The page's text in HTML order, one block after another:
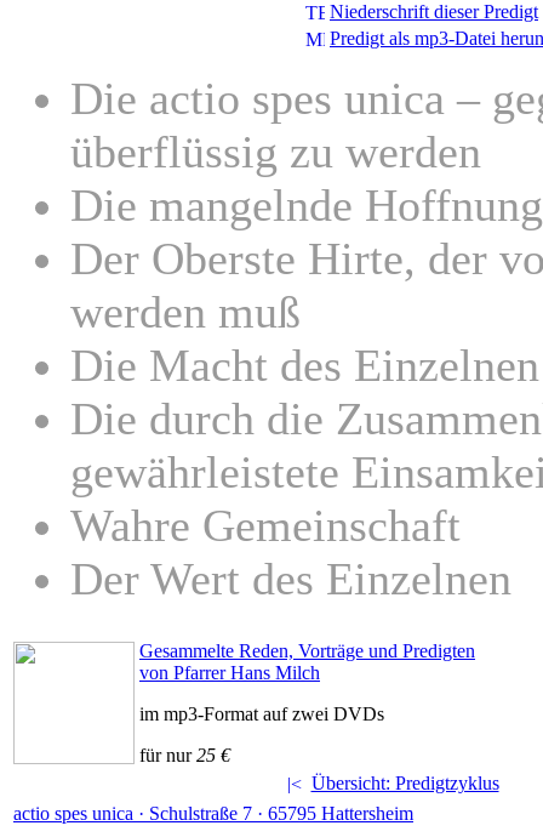
Niederschrift dieser Predigt
Predigt als mp3-Datei
Die actio spes unica –
überflüssig zu werden
Die mangelnde
Der Oberste Hirte, der
werden muß
Die Macht des Einzelnen
Die durch die
gewährleistete
Wahre Gemeinschaft
Der Wert des Einzelnen
Gesammelte Reden, Vorträge und Predigten
von Pfarrer Hans Milch
im mp3-Format auf zwei DVDs
für nur25 €
Übersicht: Predigtzyklus
actio spes unica · Schulstraße 7 · 65795 Hattersheim